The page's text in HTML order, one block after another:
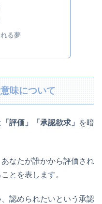
る夢
味について
「評価」「承認欲求」
を暗
なたが誰かから評価され
とを表します。
認められたいという承認